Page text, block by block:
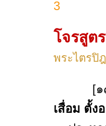
3
โจรสูต
พระไตรปิ
[๑๙๐]
เสื่อม ตั้ง